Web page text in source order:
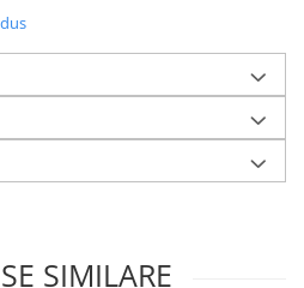
sticla
SIMILARE